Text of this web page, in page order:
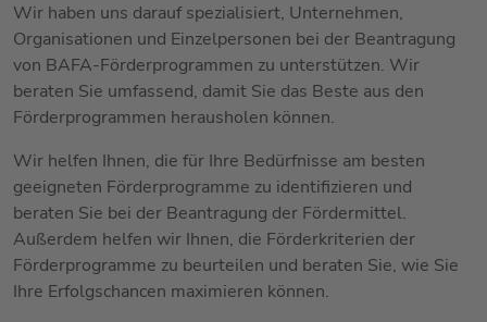
Wir haben uns darauf spezialisiert, Unternehmen,
Organisationen und Einzelpersonen bei der Beantragung
von BAFA-Förderprogrammen zu unterstützen. Wir
beraten Sie umfassend, damit Sie das Beste aus den
Förderprogrammen herausholen können.
Wir helfen Ihnen, die für Ihre Bedürfnisse am besten
geeigneten Förderprogramme zu identifizieren und
beraten Sie bei der Beantragung der Fördermittel.
Außerdem helfen wir Ihnen, die Förderkriterien der
Förderprogramme zu beurteilen und beraten Sie, wie Sie
Ihre Erfolgschancen maximieren können.